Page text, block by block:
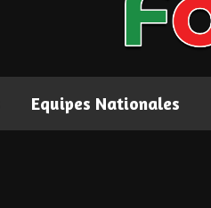
Equipes Nationales